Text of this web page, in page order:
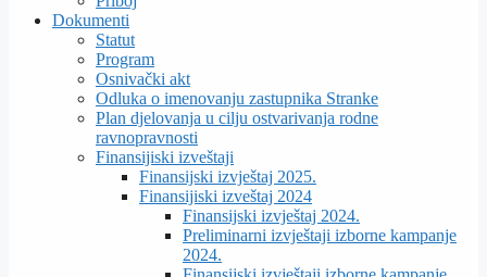
Dokumenti
Statut
Program
Osnivački akt
Odluka o imenovanju zastupnika Stranke
Plan djelovanja u cilju ostvarivanja rodne
ravnopravnosti
Finansijiski izveštaji
Finansijski izvještaj 2025.
Finansijiski izveštaj 2024
Finansijski izvještaj 2024.
Preliminarni izvještaji izborne kampanje
2024.